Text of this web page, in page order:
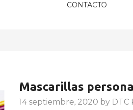
CONTACTO
Mascarillas
14 septiembre, 2020 by DTC